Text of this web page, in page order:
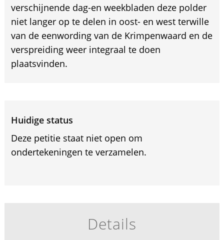
verschijnende dag-en weekbladen deze polder
niet langer op te delen in oost- en west terwille
van de eenwording van de Krimpenwaard en de
verspreiding weer integraal te doen
plaatsvinden.
Huidige status
Deze petitie staat niet open om
ondertekeningen te verzamelen.
Details